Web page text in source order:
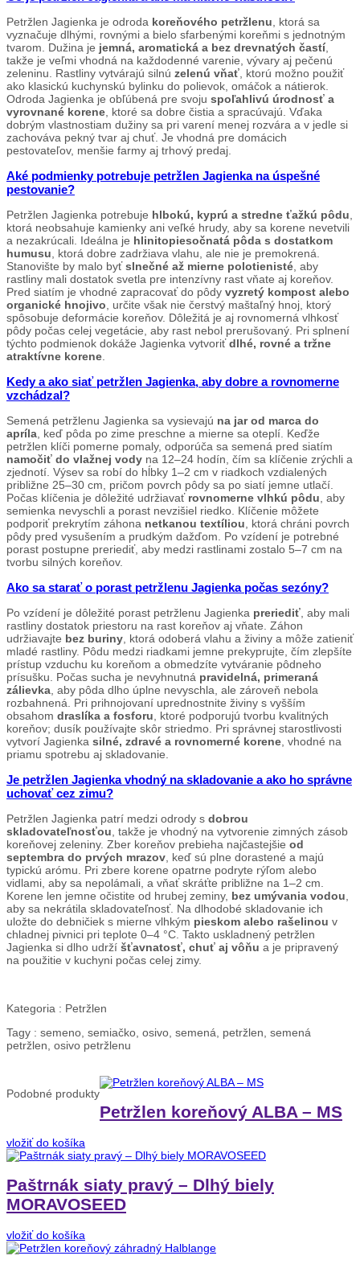
Petržlen Jagienka je odroda koreňového petržlenu , ktorá sa
vyznačuje dlhými, rovnými a bielo sfarbenými koreňmi s jednotným
tvarom. Dužina je jemná, aromatická a bez drevnatých častí,
takže je veľmi vhodná na každodenné varenie, vývary aj pečenú
zeleninu. Rastliny vytvárajú silnú zelenú vňať , ktorú možno použiť
ako klasickú kuchynskú bylinku do polievok, omáčok a nátierok.
Odroda Jagienka je obľúbená pre svoju spoľahlivú úrodnosť a
vyrovnané korene , ktoré sa dobre čistia a spracúvajú. Vďaka
dobrým vlastnostiam dužiny sa pri varení menej rozvára a v jedle si
zachováva pekný tvar aj chuť. Je vhodná pre domácich
pestovateľov, menšie farmy aj trhový predaj.
Aké podmienky potrebuje petržlen Jagienka na úspešné
pestovanie?
Petržlen Jagienka potrebuje hlbokú, kyprú a stredne ťažkú pôdu
ktorá neobsahuje kamienky ani veľké hrudy, aby sa korene nevetvili
a nezakrúcali. Ideálna je hlinitopiesočnatá pôda s dostatkom
humusu , ktorá dobre zadržiava vlahu, ale nie je premokrená.
Stanovište by malo byťslnečné až mierne polotienisté , aby
rastliny mali dostatok svetla pre intenzívny rast vňate aj koreňov.
Pred siatím je vhodné zapracovať do pôdy vyzretý kompost alebo
organické hnojivo , určite však nie čerstvý maštaľný hnoj, ktorý
spôsobuje deformácie koreňov. Dôležitá je aj rovnomerná vlhkosť
pôdy počas celej vegetácie, aby rast nebol prerušovaný. Pri splnení
týchto podmienok dokáže Jagienka vytvoriťdlhé, rovné a tržne
atraktívne korene
Kedy a ako siať petržlen Jagienka, aby dobre a rovnomerne
vzchádzal?
Semená petržlenu Jagienka sa vysievajú na jar od marca do
apríla , keď pôda po zime preschne a mierne sa oteplí. Keďže
petržlen klíči pomerne pomaly, odporúča sa semená pred siatím
namočiť do vlažnej vody na 12–24 hodín, čím sa klíčenie zrýchli a
zjednotí. Výsev sa robí do hĺbky 1–2 cm v riadkoch vzdialených
približne 25–30 cm, pričom povrch pôdy sa po siatí jemne utlačí.
Počas klíčenia je dôležité udržiavať rovnomerne vlhkú pôdu , aby
semienka nevyschli a porast nevzišiel riedko. Klíčenie môžete
podporiť prekrytím záhona netkanou textíliou , ktorá chráni povrch
pôdy pred vysušením a prudkým dažďom. Po vzídení je potrebné
porast postupne preriediť, aby medzi rastlinami zostalo 5–7 cm na
tvorbu silných koreňov.
Ako sa starať o porast petržlenu Jagienka počas sezóny?
Po vzídení je dôležité porast petržlenu Jagienka preriediť , aby mali
rastliny dostatok priestoru na rast koreňov aj vňate. Záhon
udržiavajte bez buriny , ktorá odoberá vlahu a živiny a môže zatieniť
mladé rastliny. Pôdu medzi riadkami jemne prekyprujte, čím zlepšíte
prístup vzduchu ku koreňom a obmedzíte vytváranie pôdneho
prísušku. Počas sucha je nevyhnutná pravidelná, primeraná
zálievka , aby pôda dlho úplne nevyschla, ale zároveň nebola
rozbahnená. Pri prihnojovaní uprednostnite živiny s vyšším
obsahom draslíka a fosforu , ktoré podporujú tvorbu kvalitných
koreňov; dusík používajte skôr striedmo. Pri správnej starostlivosti
vytvorí Jagienka silné, zdravé a rovnomerné korene , vhodné na
priamu spotrebu aj skladovanie.
Je petržlen Jagienka vhodný na skladovanie a ako ho správne
uchovať cez zimu?
Petržlen Jagienka patrí medzi odrody s dobrou
skladovateľnosťou , takže je vhodný na vytvorenie zimných zásob
koreňovej zeleniny. Zber koreňov prebieha najčastejšie od
septembra do prvých mrazov , keď sú plne dorastené a majú
typickú arómu. Pri zbere korene opatrne podryte rýľom alebo
vidlami, aby sa nepolámali, a vňať skráťte približne na 1–2 cm.
Korene len jemne očistite od hrubej zeminy, bez umývania vodou
aby sa nekrátila skladovateľnosť. Na dlhodobé skladovanie ich
uložte do debničiek s mierne vlhkým pieskom alebo rašelinou v
chladnej pivnici pri teplote 0–4 °C. Takto uskladnený petržlen
Jagienka si dlho udrží šťavnatosť, chuť aj vôňu a je pripravený
na použitie v kuchyni počas celej zimy.
Kategoria : Petržlen
Tagy : semeno, semiačko, osivo, semená, petržlen, semená
petržlen, osivo petržlenu
Podobné produkty
Petržlen koreňový ALBA – MS
vložiť do košíka
Paštrnák siaty pravý – Dlhý biely
MORAVOSEED
vložiť do košíka